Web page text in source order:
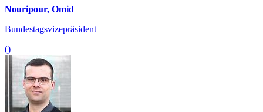
Nouripour, Omid
Bundestagsvizepräsident
()